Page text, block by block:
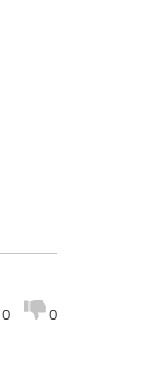
0 0